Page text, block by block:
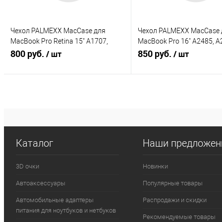
Чехол PALMEXX MacCase для
MacBook Pro Retina 15" A1707,
A1990 /матовый чёрный
800 руб. / шт
Под заказ
Чехол PALMEXX MacCase
MacBook Pro 16" A2485,
матовый белый
850 руб. / шт
Под заказ
Каталог
3D очки
Автоаксессуары
Автомобильные адаптеры
питания для ноутбуков и нетбуков
Наши
Новинки
Популярные товары
Распродажи и скидки
Рекомендуемые товары